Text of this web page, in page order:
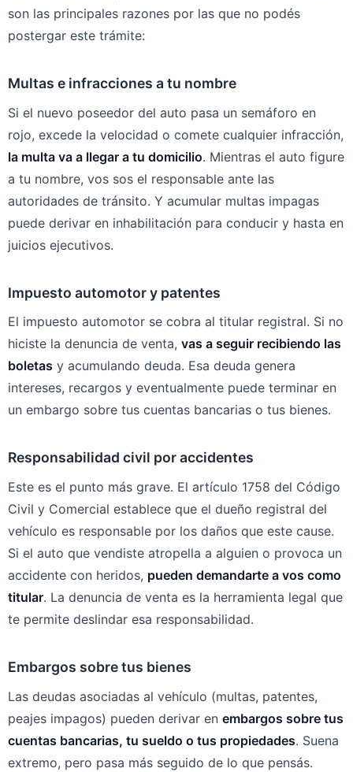
son las principales razones por las que no podés
postergar este trámite:
Multas e infracciones a tu nombre
Si el nuevo poseedor del auto pasa un semáforo en
rojo, excede la velocidad o comete cualquier infracción,
la multa va a llegar a tu domicilio. Mientras el auto figure
a tu nombre, vos sos el responsable ante las
autoridades de tránsito. Y acumular multas impagas
puede derivar en inhabilitación para conducir y hasta en
juicios ejecutivos.
Impuesto automotor y patentes
El impuesto automotor se cobra al titular registral. Si no
hiciste la denuncia de venta, vas a seguir recibiendo las
boletas y acumulando deuda. Esa deuda genera
intereses, recargos y eventualmente puede terminar en
un embargo sobre tus cuentas bancarias o tus bienes.
Responsabilidad civil por accidentes
Este es el punto más grave. El artículo 1758 del Código
Civil y Comercial establece que el dueño registral del
vehículo es responsable por los daños que este cause.
Si el auto que vendiste atropella a alguien o provoca un
accidente con heridos, pueden demandarte a vos como
titular. La denuncia de venta es la herramienta legal que
te permite deslindar esa responsabilidad.
Embargos sobre tus bienes
Las deudas asociadas al vehículo (multas, patentes,
peajes impagos) pueden derivar en embargos sobre tus
cuentas bancarias, tu sueldo o tus propiedades. Suena
extremo, pero pasa más seguido de lo que pensás.